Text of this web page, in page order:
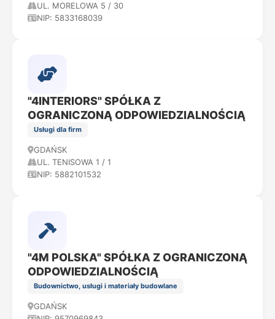
UL. MORELOWA 5 / 30
NIP: 5833168039
"4INTERIORS" SPÓŁKA Z
OGRANICZONĄ ODPOWIEDZIALNOŚCIĄ
Usługi dla firm
GDAŃSK
UL. TENISOWA 1 / 1
NIP: 5882101532
"4M POLSKA" SPÓŁKA Z OGRANICZONĄ
ODPOWIEDZIALNOŚCIĄ
Budownictwo, usługi i materiały budowlane
GDAŃSK